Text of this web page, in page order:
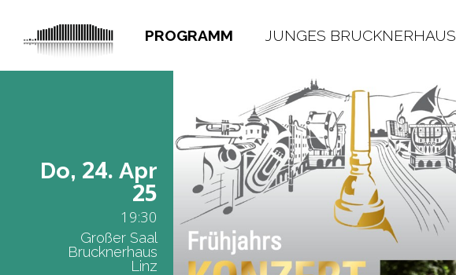
PROGRAMM JUNGES BRUCKNERHAUS
Do, 24. Apr
25
19:30
Großer Saal
Brucknerhaus
Linz